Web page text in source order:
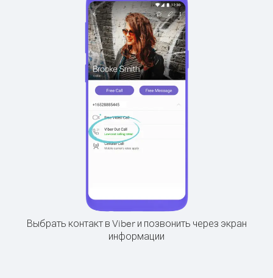
Выбрать контакт в Viber и позвонить через экран
информации